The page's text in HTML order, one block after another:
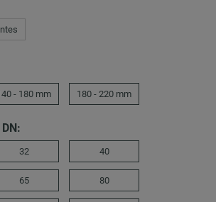
- 180 mm 180 - 220 mm
32 40
65 80